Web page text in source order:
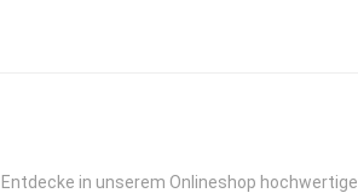
Entdecke in unserem Onlineshop hochwertige